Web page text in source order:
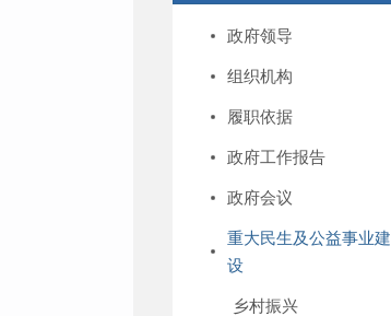
政府领导
组织机构
履职依据
政府工作报告
政府会议
重大民生及公益事业建
设
乡村振兴